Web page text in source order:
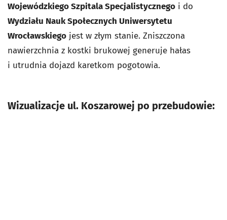
Wojewódzkiego Szpitala Specjalistycznego i do
Wydziału Nauk Społecznych Uniwersytetu
Wrocławskiego jest w złym stanie. Zniszczona
nawierzchnia z kostki brukowej generuje hałas
i utrudnia dojazd karetkom pogotowia.
Wizualizacje ul. Koszarowej po przebudowie: